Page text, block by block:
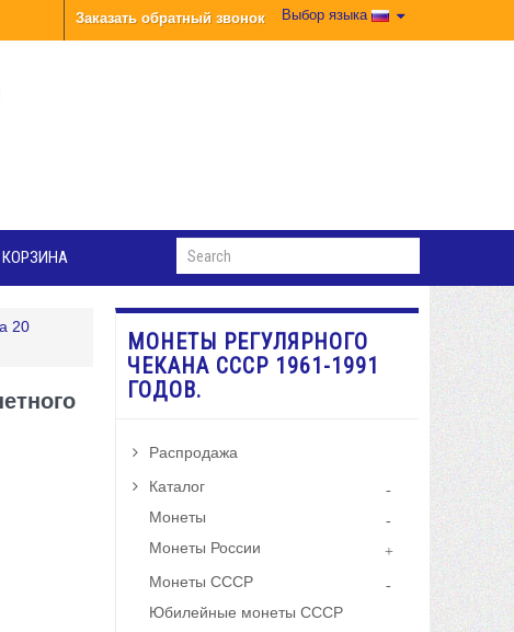
Выбор языка
Заказать обратный звонок
КОРЗИНА
20
МОНЕТЫ РЕГУЛЯРНОГО
ЧЕКАНА СССР 1961-1991
ГОДОВ.
Распродажа
Каталог
Монеты
Монеты России
Монеты СССР
Юбилейные монеты СССР